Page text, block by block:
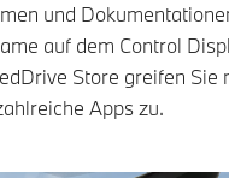
und
auf dem Control
Store greifen Sie
Apps zu.